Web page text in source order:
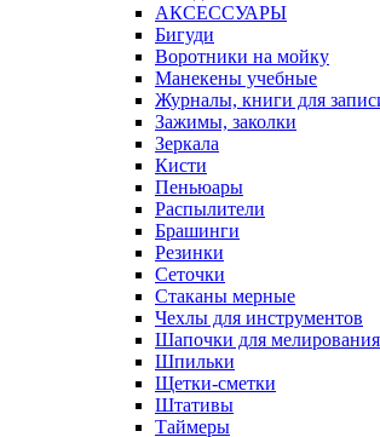
АКСЕССУАРЫ
Бигуди
Воротники на мойку
Манекены учебные
Журналы, книги для
Зажимы, заколки
Зеркала
Кисти
Пеньюары
Распылители
Брашинги
Резинки
Сеточки
Стаканы мерные
Чехлы для инструментов
Шапочки для мелирования
Шпильки
Щетки-сметки
Штативы
Таймеры